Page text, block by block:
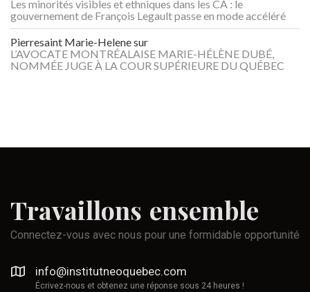
Les minorités visibles et ethniques dans les CA : le
gouvernement de François Legault passe en mode accéléré
Pierresaint Marie-Helenesur
L’AVOCATE MONTRÉALAISE MARIE-HÉLÈNE DUBÉ,
NOMMÉE JUGE À LA COUR SUPÉRIEURE DU QUÉBEC
Travaillons ensemble
Connectez-vous avec nous pour une formidable opportunité
info@institutneoquebec.com
Écrivez-nous et obtenez une réponse sous 24 heures !